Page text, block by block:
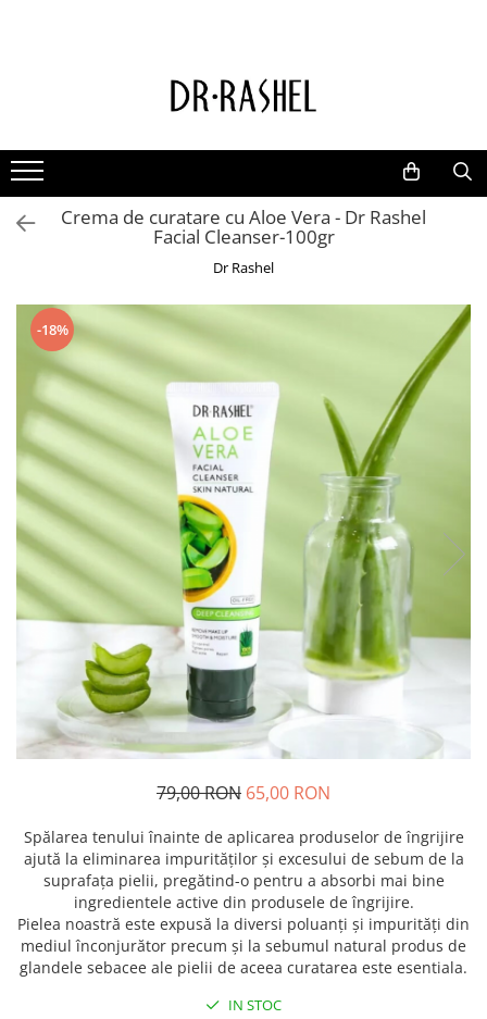
Lotiuni tonice
Creme de zi
Creme de noapte
Colagen
Vitamina c
Retinol
Acid Hialuronic
Aloe Vera
Crema de curatare cu Aloe Vera - Dr Rashel
Facial Cleanser-100gr
Dr Rashel
-18%
79,00 RON 65,00 RON
Spălarea tenului înainte de aplicarea produselor de îngrijire
ajută la eliminarea impurităților și excesului de sebum de la
suprafața pielii, pregătind-o pentru a absorbi mai bine
ingredientele active din produsele de îngrijire.
Pielea noastră este expusă la diversi poluanți și impurități din
mediul înconjurător precum și la sebumul natural produs de
glandele sebacee ale pielii de aceea curatarea este esentiala.
IN STOC